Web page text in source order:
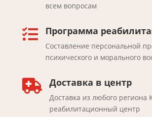
всем вопросам
 Программа
Составление персональной
психического и морального
 Доставка в центр
Доставка из любого региона
реабилитационный центр